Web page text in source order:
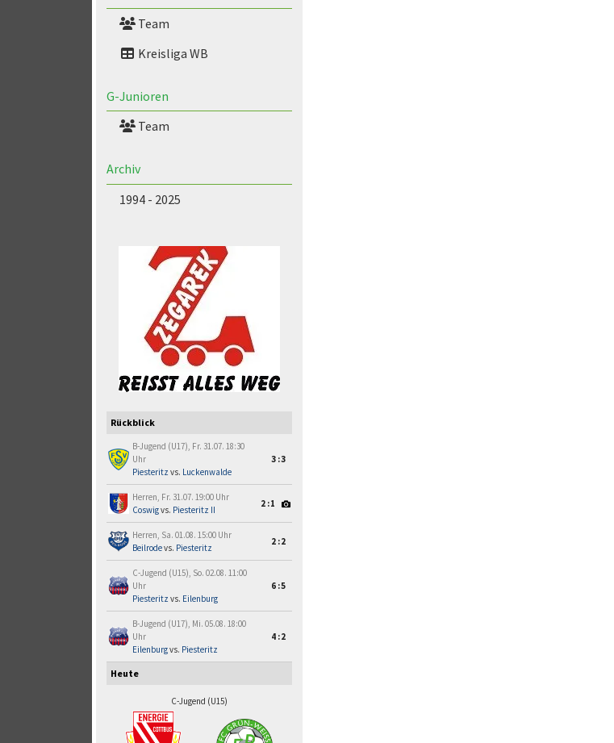
Team
Kreisliga WB
G-Junioren
Team
Archiv
1994 - 2025
Rückblick
B-Jugend (U17), Fr. 31.07. 18:30
Uhr
Piesteritz vs. Luckenwalde
3:3
Herren, Fr. 31.07. 19:00 Uhr
Coswigvs. Piesteritz II
2:1
Herren, Sa. 01.08. 15:00 Uhr
Beilrodevs. Piesteritz
2:2
C-Jugend (U15), So. 02.08. 11:00
Uhr
Piesteritz vs. Eilenburg
6:5
B-Jugend (U17), Mi. 05.08. 18:00
Uhr
Eilenburgvs. Piesteritz
4:2
Heute
C-Jugend (U15)